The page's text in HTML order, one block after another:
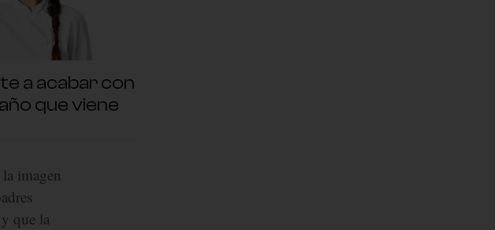
a acabar con
que viene
imagen
que la